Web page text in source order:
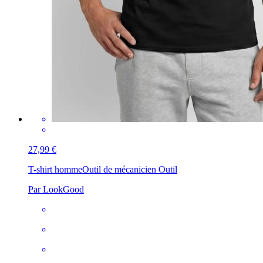
27,99 €
T-shirt hommeOutil de mécanicien Outil
Par LookGood